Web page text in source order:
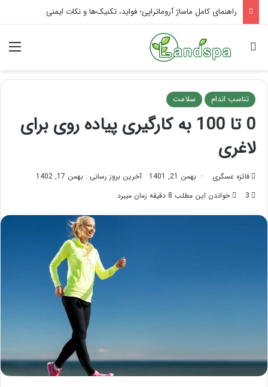
تاثیر ماساژ بر افسردگی؛ با ماساژ درمانی افسردگی را درمان کنید!
جستجو برای
تناسب اندام سلامت
0 تا 100 به کارگیری پیاده روی برای
لاغری
فائزه عسگری بهمن 21, 1401
آخرین بروز رسانی : بهمن 17, 1402
3
خواندن این مطلب 8 دقیقه زمان میبرد